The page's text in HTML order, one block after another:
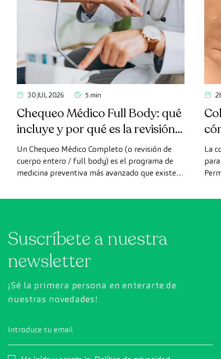
30 JUL 2026 5 min
Chequeo Médico Full Body: qué
incluye y por qué es la revisión
más avanzada
Un Chequeo Médico Completo (o revisión de
cuerpo entero / full body) es el programa de
medicina preventiva más avanzado que existe
convencionales, este chequeo utiliza la
exhaustiva el estado de los órganos vitales, el
sistema vascular y el cerebro antes de que
aparezcan los primeros síntomas.
La
Suscríbete a nuestra
newsletter
¡Sé la primera persona en enterarte de
nuestras novedades!
Introduce tu email